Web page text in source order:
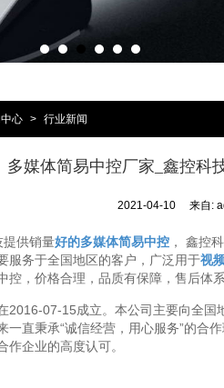
心 > 行业新闻
多媒体简易中控厂家_鑫控科
2021-04-10 来自:
提供销量好的多媒体简易中控 ， 鑫控
服务于全国地区的客户，广泛用于视
控，价格合理，品质有保障，售后体
2016-07-15成立。本公司主要向全
一直秉承“诚信经营，用心服务”的合
企业的高度认可。